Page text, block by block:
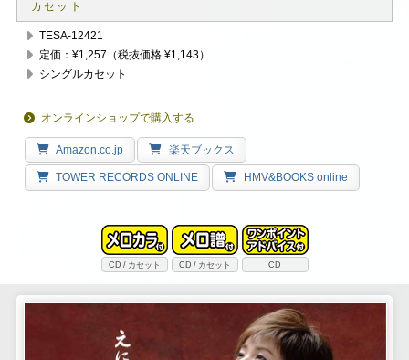
カセット
TESA-12421
定価：¥1,257（税抜価格 ¥1,143）
シングルカセット
オンラインショップで購入する
Amazon.co.jp 楽天ブックス
TOWER RECORDS ONLINE HMV&BOOKS online
CD カセット CD カセット CD